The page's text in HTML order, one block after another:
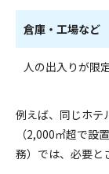
倉庫・工場など
人の出入りが限
例えば、同じホテ
（2,000㎡超で設
務）では、必要と